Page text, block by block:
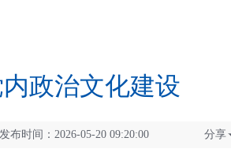
政治文化建设
时间：2026-05-20 09:20:00 分享